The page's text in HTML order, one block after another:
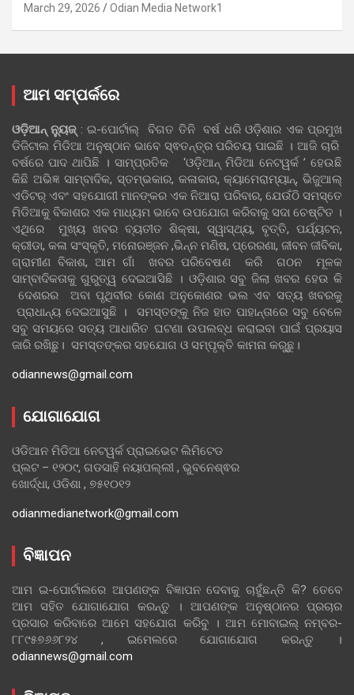
March 29, 2026 Odian Media Network1
ଆମ ସମ୍ପର୍କରେ
ଓଡ଼ିଆନ୍‍ ନ୍ୟୁଜ୍‍: ଇ-ପୋର୍ଟାଲ୍ ବିଗତ ତିନି ବର୍ଷ ଧରି ଓଡ଼ିଶାର ଏକ ପ୍ରମୁଖ
ଡିଜିଟାଲ ମିଡିଆ ଅନୁଷ୍ଠାନ ଭାବେ ସ୍ଵତନ୍ତ୍ର ପରିଚୟ ପାଇଛି । ଆଜି ଚାରି
ବର୍ଷରେ ପାଦ ଥାପିଛି । ସାମ୍ପ୍ରତିକ ‘ଓଡ଼ିଆନ୍‍ ମିଡିଆ ନେଟୱର୍କ ’ ହେଉଛି
କିଛି ଅଭିଜ୍ଞ ସାମ୍ବାଦିକ, ସ୍ତମ୍ଭକାର, କଳାକାର, କ୍ୟାମେରାମ୍ୟାନ୍, ଭିଜୁଆଲ୍
ଏଡିଟର୍ ଏବଂ ସହଯୋଗୀ ମାନଙ୍କର ଏକ ନିଆରା ପରିବାର, ଯେଉଁଠି ସମସ୍ତେ
ମିଡିଆକୁ ବିକାଶର ଏକ ମାଧ୍ୟମ ଭାବେ ଉପଯୋଗ କରିବାକୁ ସଦା ଚେଷ୍ଟିତ ।
ଏଥିରେ ମୁଖ୍ୟ ଖବର ବ୍ୟତୀତ ଶିକ୍ଷା, ସ୍ୱାସ୍ଥ୍ୟ, ବୃତ୍ତି, ପର୍ଯ୍ୟଟନ,
କ୍ରୀଡା, କଳା ସଂସ୍କୃତି, ମନୋରଞ୍ଜନ ,ଭିନ୍ନ ମଣିଷ, ପ୍ରେରଣା, ଜୀବନ ଜୀବିକା,
ଗ୍ରାମୀଣ ବିକାଶ, ଆମ ଗାଁ ଖବର ପରିବେଷଣ କରି ଗଠନ ମୂଳକ
ସାମ୍ବାଦିକତାକୁ ଗୁରୁତ୍ୱ ଦେଇଆସିଛି । ଓଡ଼ିଶାର ସବୁ ଜିଲା ଖବର ହେଉ କି
ଦେଶରର ଅବା ପୃଥିବୀର କୋଣ ଅନୁକୋଣର ଭଲ ଏବ ସତ୍ୟ ଖବରକୁ
ପ୍ରାଧାନ୍ୟ ଦେଇଆସୁଛି । ସମସ୍ତଙ୍କୁ ନିଜ ହାତ ପାହାନ୍ତାରେ ସବୁ ବେଳେ
ସବୁ ସମୟରେ ସତ୍ୟ ଆଧାରିତ ଘଟଣା ଉପଲବ୍ଧ କରାଇବା ପାଇଁ ପ୍ରୟାସ
ଜାରି ରଖିଛୁ। ସମସ୍ତଙ୍କର ସହଯୋଗ ଓ ସମ୍ପୃକ୍ତି କାମନା କରୁଛୁ।
odiannews@gmail.com
ଯୋଗାଯୋଗ
ଓଡିଆନ ମିଡିଆ ନେଟୱର୍କ ପ୍ରାଇଭେଟ ଲିମିଟେଡ
ପ୍ଲଟ – ୧୨୦୯, ଗଡସାହି ନୟାପଲ୍ଲୀ , ଭୁବନେଶ୍ଵର
ଖୋର୍ଦ୍ଧା, ଓଡିଶା , ୭୫୧୦୧୨
odianmedianetwork@gmail.com
ବିଜ୍ଞାପନ
ଆମ ଇ-ପୋର୍ଟାଲରେ ଆପଣଙ୍କ ବିଜ୍ଞାପନ ଦେବାକୁ ଚାହୁଁଛନ୍ତି କି? ତେବେ
ଆମ ସହିତ ଯୋଗାଯୋଗ କରନ୍ତୁ । ଆପଣଙ୍କ ଅନୁଷ୍ଠାନର ପ୍ରଚାର
ପ୍ରସାର କରିବାରେ ଆମେ ସହଯୋଗ କରିବୁ । ଆମ ମୋବାଇଲ୍ ନମ୍ବର-
୮୮୯୫୭୬୬୮୨୪ , ଇମେଲରେ ଯୋଗାଯୋଗ କରନ୍ତୁ ।
odiannews@gmail.com